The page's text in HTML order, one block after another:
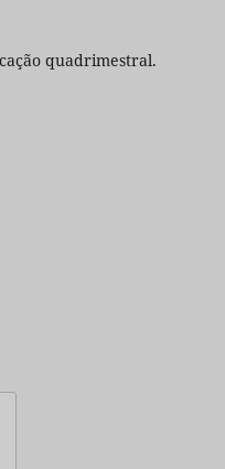
quadrimestral.